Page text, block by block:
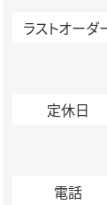
ラストオーダ
定休日
電話